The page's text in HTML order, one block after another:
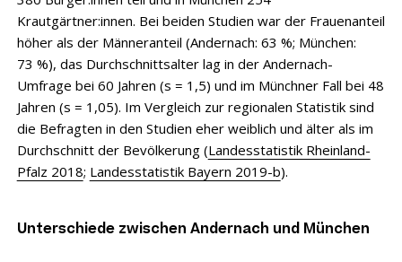
Krautgärtner:innen. Bei beiden Studien war der Frauenanteil
höher als der Männeranteil (Andernach: 63 %; München:
73 %), das Durchschnittsalter lag in der Andernach-
Umfrage bei 60 Jahren (s = 1,5) und im Münchner Fall bei 48
Jahren (s = 1,05). Im Vergleich zur regionalen Statistik sind
die Befragten in den Studien eher weiblich und älter als im
Durchschnitt der Bevölkerung (Landesstatistik Rheinland-
Pfalz 2018; Landesstatistik Bayern 2019-b).
Unterschiede zwischen Andernach und München